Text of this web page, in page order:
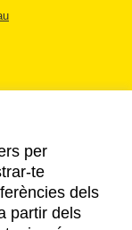
per
te
dels
partir dels